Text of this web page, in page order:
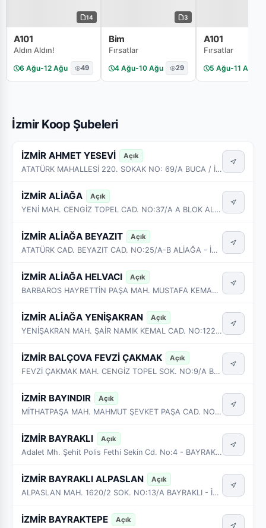
14
A101
Aldın Aldın!
6 Ağu-12 Ağu 49
3
Bim
Fırsatlar
4 Ağu-10 Ağu 29
A101
Fırsatlar
5 Ağu-11 Ağu
İzmir Koop Şubeleri
İZMİR AHMET YESEVİ Açık
ATATÜRK MAHALLESİ 220. SOKAK NO: 69/A BUCA / İZMİR
İZMİR ALİAĞA Açık
YENİ MAH. CENGİZ TOPEL CAD. NO:37/A A BLOK ALİAĞA - İZMİR
İZMİR ALİAĞA BEYAZIT Açık
ATATÜRK CAD. BEYAZIT CAD. NO:25/A-B ALİAĞA - İZMİR
İZMİR ALİAĞA HELVACI Açık
BARBAROS HAYRETTİN PAŞA MAH. MUSTAFA KEMAL ATATÜRK CAD. NO:65/A ALİAĞA - İZMİR
İZMİR ALİAĞA YENİŞAKRAN Açık
YENİŞAKRAN MAH. ŞAİR NAMIK KEMAL CAD. NO:122/A-B ALİAĞA - İZMİR
İZMİR BALÇOVA FEVZİ ÇAKMAK Açık
FEVZİ ÇAKMAK MAH. CENGİZ TOPEL SOK. NO:9/A BALÇOVA - İZMİR
İZMİR BAYINDIR Açık
MİTHATPAŞA MAH. MAHMUT ŞEVKET PAŞA CAD. NO:18/1 BAYINDIR - İZMİR
İZMİR BAYRAKLI Açık
Adalet Mh. Şehit Polis Fethi Sekin Cd. No:4 - BAYRAKLI/İZMİR
İZMİR BAYRAKLI ALPASLAN Açık
ALPASLAN MAH. 1620/2 SOK. NO:13/A BAYRAKLI - İZMİR
İZMİR BAYRAKTEPE Açık